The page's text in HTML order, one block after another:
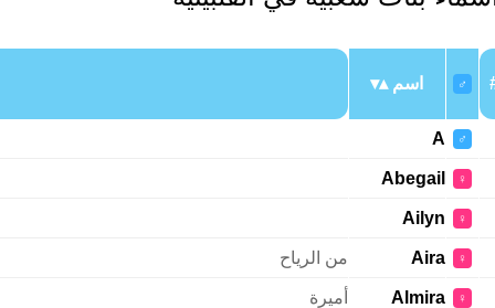
♂ اسم
♂
A
♀
Abegail
♀
Ailyn
♀
Aira من الرياح
♀
Almira أميرة